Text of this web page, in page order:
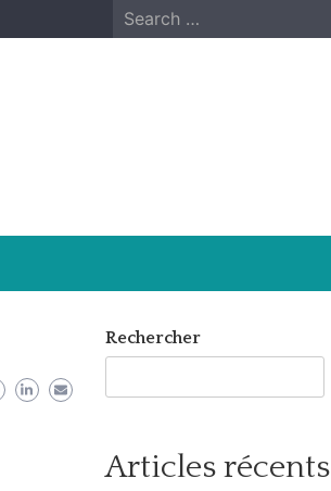
Search
for:
Rechercher
Articles récents